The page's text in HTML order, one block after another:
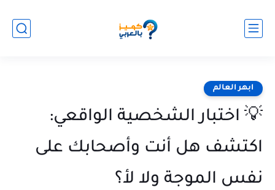
ابهر العالم
💡 اختبار الشخصية الواقعي:
اكتشف هل أنت وأصحابك على
نفس الموجة ولا لأ؟